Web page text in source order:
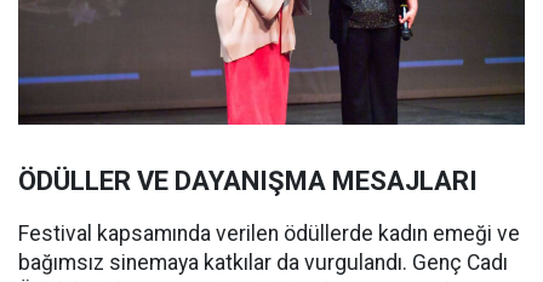
ÖDÜLLER VE DAYANIŞMA MESAJLARI
Festival kapsamında verilen ödüllerde kadın emeği ve
bağımsız sinemaya katkılar da vurgulandı. Genç Cadı